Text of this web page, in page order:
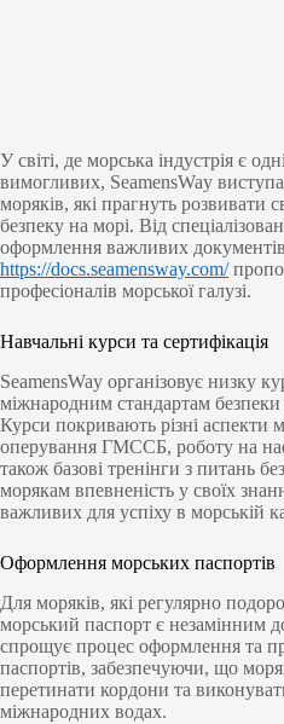
У світі, де морська індустрія є
вимогливих, SeamensWay
моряків, які прагнуть розвивати
безпеку на морі. Від
оформлення важливих
https://docs.seamensway.com/
професіоналів морської галузі.
Навчальні курси та сертифікація
SeamensWay організовує низку
міжнародним стандартам безпеки
Курси покривають різні аспекти
оперування ГМССБ, роботу на
також базові тренінги з питань
морякам впевненість у своїх
важливих для успіху в морській
Оформлення морських паспортів
Для моряків, які регулярно
морський паспорт є незамінним
спрощує процес оформлення та
паспортів, забезпечуючи, що
перетинати кордони та
міжнародних водах.